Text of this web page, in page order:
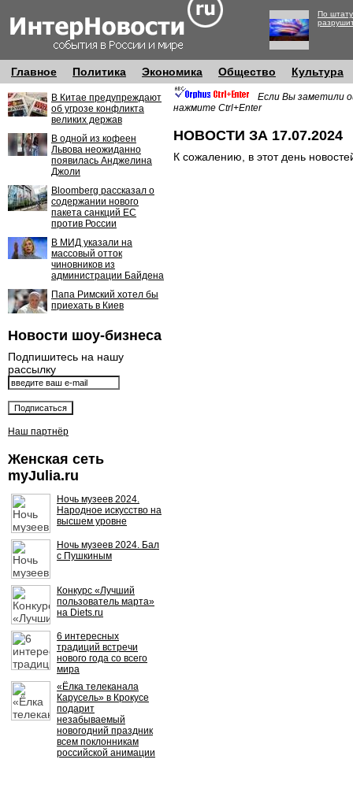
По
Главное Политика Экономика Общество Культура
В Китае предупреждают
об угрозе конфликта
великих держав
В одной из кофеен
Львова неожиданно
появилась Анджелина
Джоли
Bloomberg рассказал о
содержании нового
пакета санкций ЕС
против России
В МИД указали на
массовый отток
чиновников из
администрации Байдена
Папа Римский хотел бы
приехать в Киев
Новости шоу-бизнеса
Подпишитесь на нашу
рассылку
Наш партнёр
Женская сеть
myJulia.ru
Ночь музеев 2024.
Народное искусство на
высшем уровне
Ночь музеев 2024. Бал
с Пушкиным
Конкурс «Лучший
пользователь марта»
на Diets.ru
6 интересных
традиций встречи
нового года со всего
мира
«Ёлка телеканала
Карусель» в Крокусе
подарит
незабываемый
новогодний праздник
всем поклонникам
российской анимации
Если Вы заметили
нажмите Ctrl+Enter
НОВОСТИ ЗА 17.07.2024
К сожалению, в этот день